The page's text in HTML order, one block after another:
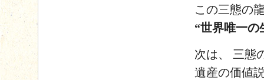
この三態の
“世界唯一の
次は、 三態
遺産の価値